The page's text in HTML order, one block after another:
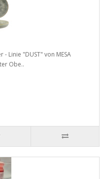
Linie "DUST" von MESA
Obe..